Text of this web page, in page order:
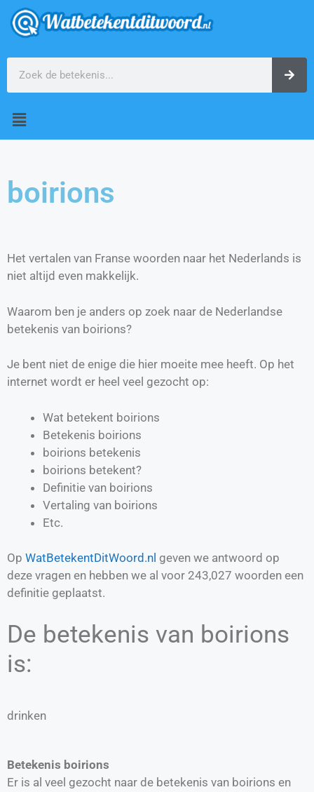
boirions
Het vertalen van Franse woorden naar het Nederlands is
niet altijd even makkelijk.
Waarom ben je anders op zoek naar de Nederlandse
betekenis van boirions?
Je bent niet de enige die hier moeite mee heeft. Op het
internet wordt er heel veel gezocht op:
Wat betekent boirions
Betekenis boirions
boirions betekenis
boirions betekent?
Definitie van boirions
Vertaling van boirions
Etc.
Op WatBetekentDitWoord.nl geven we antwoord op
deze vragen en hebben we al voor 243,027 woorden een
definitie geplaatst.
De betekenis van boirions
is:
drinken
Betekenis boirions
Er is al veel gezocht naar de betekenis van boirions en